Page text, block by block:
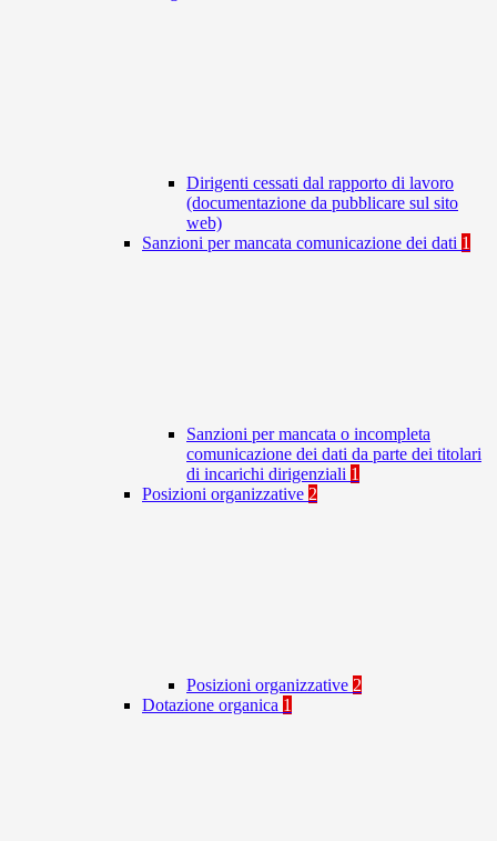
Dirigenti cessati dal rapporto di lavoro
(documentazione da pubblicare sul sito
web)
Sanzioni per mancata comunicazione dei dati 1
Sanzioni per mancata o incompleta
comunicazione dei dati da parte dei titolari
di incarichi dirigenziali 1
Posizioni organizzative 2
Posizioni organizzative 2
Dotazione organica 1